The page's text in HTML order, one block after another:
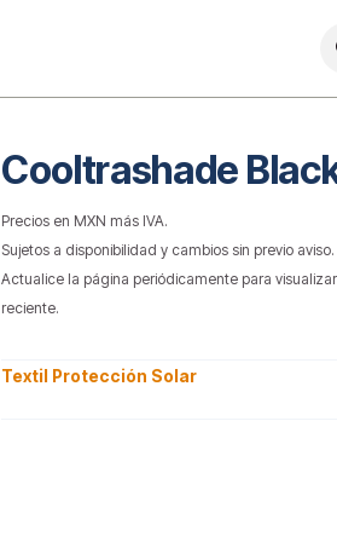
Cooltrashade
Precios en MXN más IVA.
Sujetos a disponibilidad y cambios sin previo aviso.
Actualice la página periódicamente para
reciente.
Textil Protección Solar